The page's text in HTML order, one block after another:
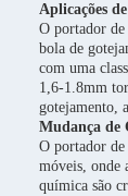
Aplicações
O portador
bola de
com uma
1,6-1.8mm
gotejamento,
Mudança de
O portador
móveis, onde
química são